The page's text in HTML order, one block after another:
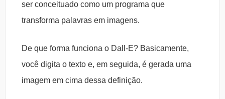
ser conceituado como um programa que
transforma palavras em imagens.
De que forma funciona o Dall-E? Basicamente,
você digita o texto e, em seguida, é gerada uma
imagem em cima dessa definição.